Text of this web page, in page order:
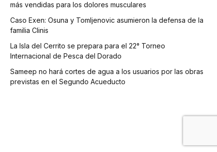
más vendidas para los dolores musculares
Caso Exen: Osuna y Tomljenovic asumieron la defensa de la
familia Clinis
La Isla del Cerrito se prepara para el 22° Torneo
Internacional de Pesca del Dorado
Sameep no hará cortes de agua a los usuarios por las obras
previstas en el Segundo Acueducto